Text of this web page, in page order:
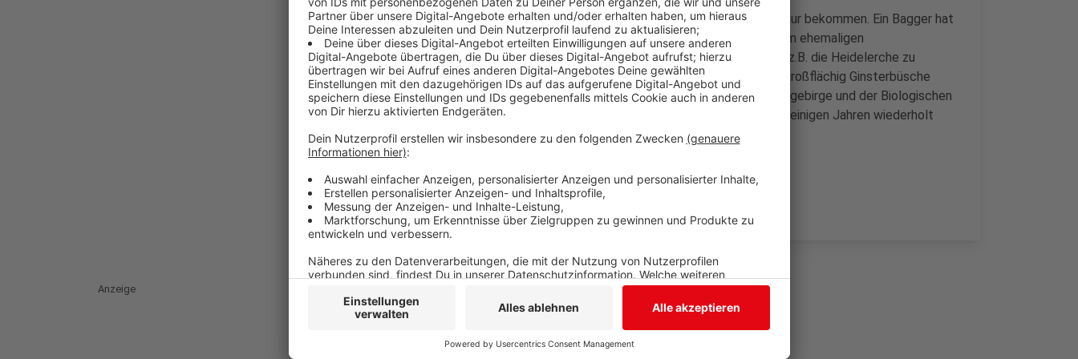
Das Naturschutzgebiet „Trupbacher Heide“ hat eine Verjüngungskur bekommen. Ein Bagger hat
an vielen Teilen der Heide den Oberboden abgetragen, um auf dem ehemaligen
Truppenübungsplatz Lebensraum für verschiedene Tierarten wie z.B. die Heidelerche zu
schaffen. Parallel hat erstmals eine ferngesteuerte Mäh-Raupe großflächig Ginsterbüsche
abgemäht. Die Arbeiten wurden vom Naturpark Sauerland Rothaargebirge und der Biologischen
Station Siegen-Wittgenstein durchgeführt und müssen erst nach einigen Jahren wiederholt
werden. Gefördert wurde das Projekt durch das Land NRW.
Anzeige